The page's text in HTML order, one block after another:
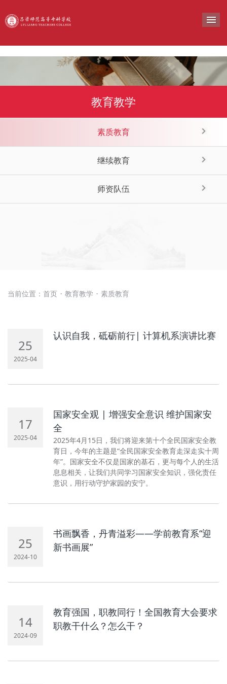
教育教学
素质教育
继续教育
师资队伍
当前位置： 首页 · 教育教学 · 素质教育
25
2025-04
认识自我，砥砺前行| 计算机系演讲比赛
17
2025-04
国家安全观 | 增强安全意识 维护国家安
全
2025年4月15日，我们将迎来第十个全民国家安全教
育日，今年的主题是“全民国家安全教育走深走实十周
年”。国家安全不仅是国家的基石，更与每个人的生活
息息相关，让我们共同学习国家安全知识，强化责任
意识，用行动守护家园的安宁。
25
2024-10
书画飘香，丹青溢彩——学前教育系“迎
新书画展”
14
2024-09
教育强国，职教同行！全国教育大会要求
职教干什么？怎么干？